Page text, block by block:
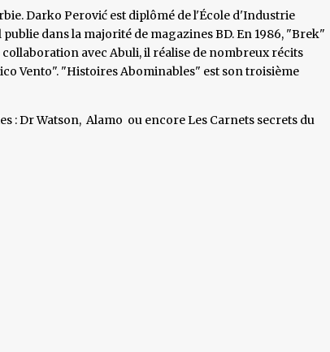
Darko Perović est diplômé de l'École d'Industrie
dans la majorité de magazines BD. En 1986, "Brek"
avec Abuli, il réalise de nombreux récits
Vento". "Histoires Abominables" est son troisième
: Dr Watson, Alamo ou encore Les Carnets secrets du